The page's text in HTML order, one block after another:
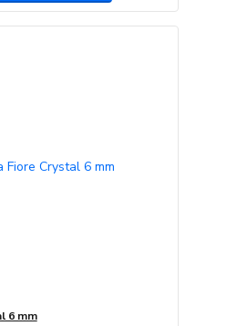
6 mm